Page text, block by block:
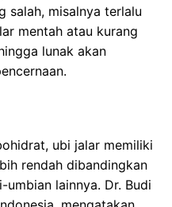
salah, misalnya terlalu
mentah atau kurang
lunak akan
ubi jalar memiliki
rendah dibandingkan
lainnya. Dr. Budi